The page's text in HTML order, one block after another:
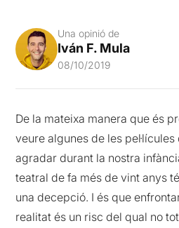
Una opinió de
Iván F. Mula
08/10/2019
De la mateixa manera que és
veure algunes de les
agradar durant la nostra
teatral de fa més de vint anys
una decepció. I és que
realitat és un risc del qual no